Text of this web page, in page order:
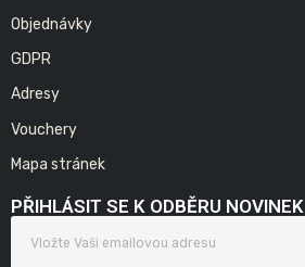
Objednávky
GDPR
Adresy
Vouchery
Mapa stránek
PŘIHLÁSIT SE K ODBĚRU NOVINEK